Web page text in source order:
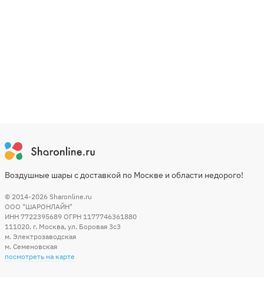
Воздушные шары с доставкой по Москве и области недорого!
© 2014-2026 Sharonline.ru
ООО "ШАРОНЛАЙН"
ИНН 7722395689 ОГРН 1177746361880
111020, г. Москва, ул. Боровая 3c3
м. Электрозаводская
м. Семеновская
посмотреть на карте